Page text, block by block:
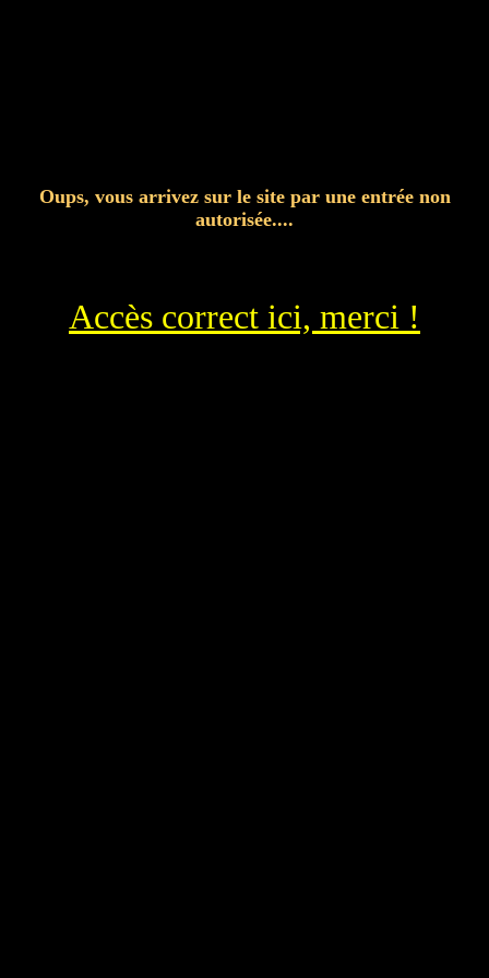
Oups, vous arrivez sur le site par une entrée non
autorisée....
Accès correct ici, merci !